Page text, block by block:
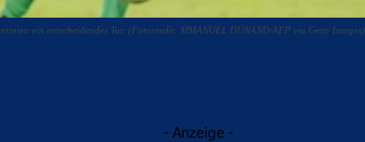
ein entscheidendes Tor. (Fotocredit: MMANUEL DUNAND/AFP via Getty Images)
- Anzeige -